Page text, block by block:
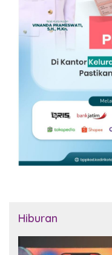
Hiburan